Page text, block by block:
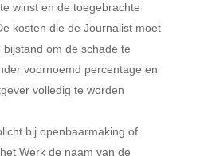
winst en de toegebrachte
kosten die de Journalist moet
om de schade te
voornoemd percentage en
volledig te worden
bij openbaarmaking of
Werk de naam van de